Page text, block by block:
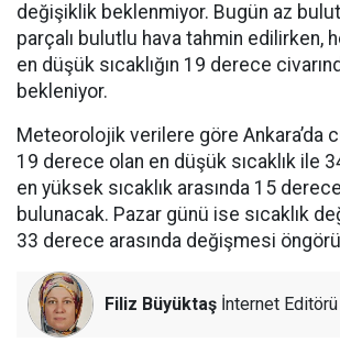
değişiklik beklenmiyor. Bugün az
parçalı bulutlu hava tahmin edilirken,
en düşük sıcaklığın 19 derece
bekleniyor.
Meteorolojik verilere göre Ankara’da
19 derece olan en düşük sıcaklık ile
en yüksek sıcaklık arasında 15
bulunacak. Pazar günü ise sıcaklık
33 derece arasında değişmesi
Filiz Büyüktaş İnternet Editörü